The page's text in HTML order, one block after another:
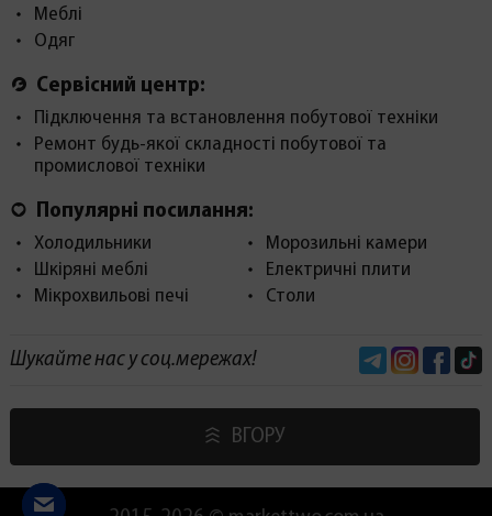
Меблі
Одяг
Сервісний центр:
Підключення та встановлення побутової техніки
Ремонт будь-якої складності побутової та
промислової техніки
Популярні посилання:
Холодильники
Шкіряні меблі
Мікрохвильові печі
Морозильні камери
Електричні плити
Столи
Шукайте нас у соц.мережах! TelegramInstagram
ВГОРУ